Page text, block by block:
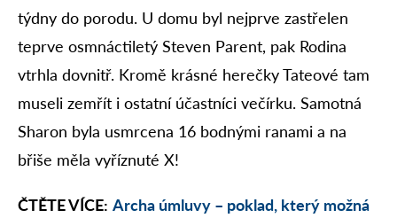
týdny do porodu. U domu byl nejprve zastřelen
teprve osmnáctiletý Steven Parent, pak Rodina
vtrhla dovnitř. Kromě krásné herečky Tateové tam
museli zemřít i ostatní účastníci večírku. Samotná
Sharon byla usmrcena 16 bodnými ranami a na
břiše měla vyříznuté X!
ČTĚTE VÍCE: Archa úmluvy – poklad, který možná